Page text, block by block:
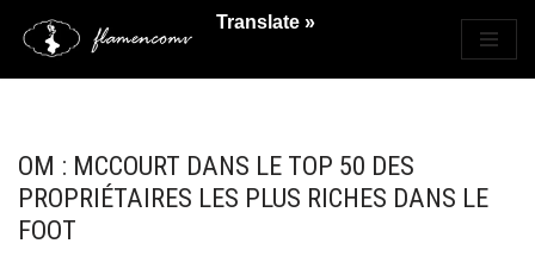
Saltar
OM : MCCOURT DANS LE TOP 50 DES
PROPRIÉTAIRES LES PLUS RICHES DANS LE
FOOT
Translate »